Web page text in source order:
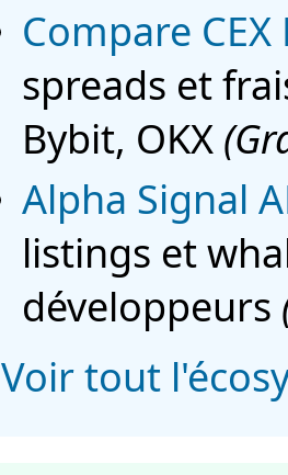
Compare CEX
spreads et
Bybit, OKX
Alpha Signal
listings et
développeurs
Voir tout